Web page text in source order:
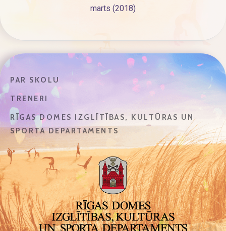
marts (2018)
PAR SKOLU
TRENERI
RĪGAS DOMES IZGLĪTĪBAS, KULTŪRAS UN
SPORTA DEPARTAMENTS